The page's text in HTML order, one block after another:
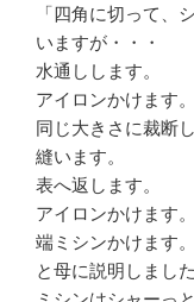
「四角に切って、
いますが・・・
水通しします。
アイロンかけます。
同じ大きさに裁断し
縫います。
表へ返します。
アイロンかけます。
端ミシンかけます。
と母に説明しました